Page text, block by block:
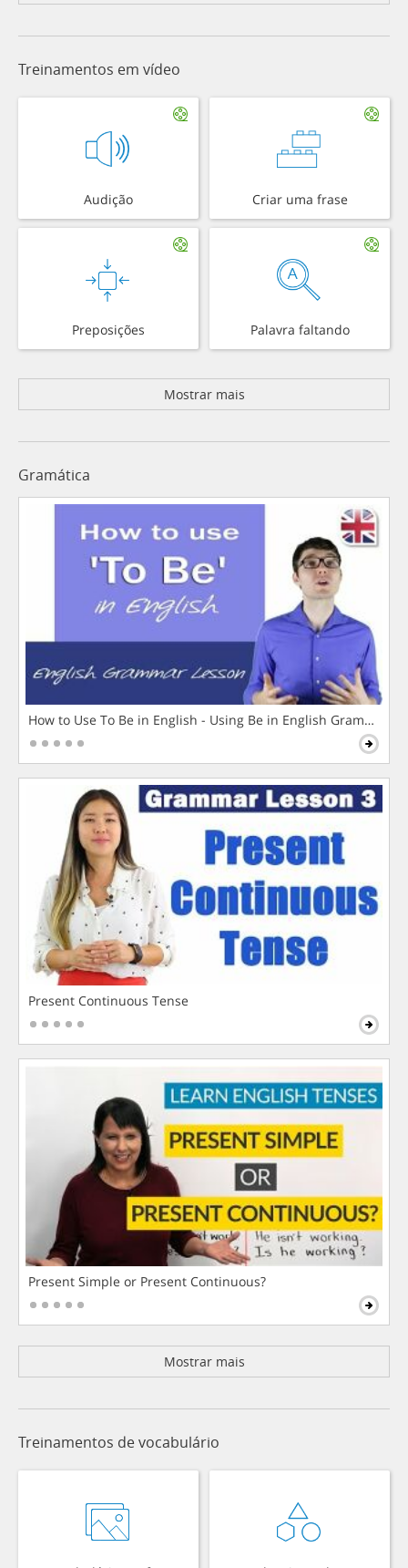
Treinamentos em vídeo
Audição Criar uma frase
Preposições Palavra faltando
Mostrar mais
Gramática
How to Use To Be in English - Using Be in English Grammar
Present Continuous Tense
Present Simple or Present Continuous?
Mostrar mais
Treinamentos de vocabulário